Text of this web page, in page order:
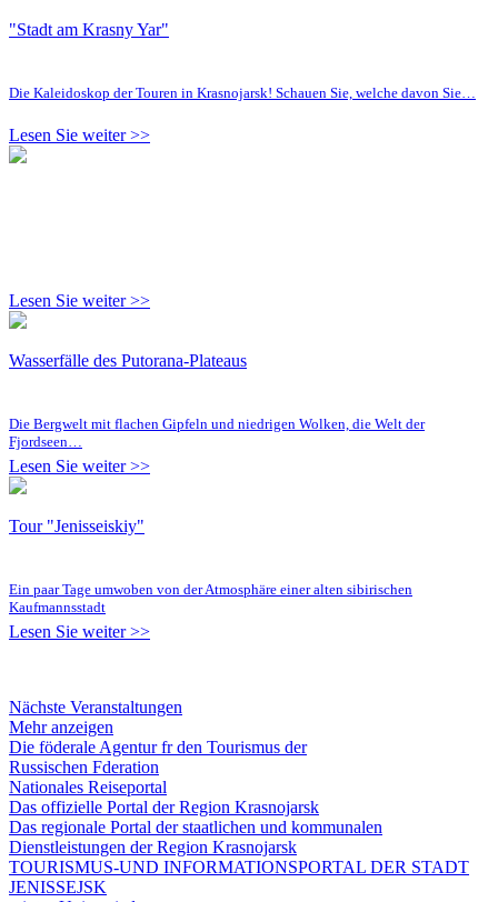
"Stadt am Krasny Yar"
Die Kaleidoskop der Touren in Krasnojarsk! Schauen Sie, welche davon Sie…
Lesen Sie weiter >>
Lesen Sie weiter >>
Wasserfälle des Putorana-Plateaus
Die Bergwelt mit flachen Gipfeln und niedrigen Wolken, die Welt der
Fjordseen…
Lesen Sie weiter >>
Tour "Jenisseiskiy"
Ein paar Tage umwoben von der Atmosphäre einer alten sibirischen
Kaufmannsstadt
Lesen Sie weiter >>
Nächste Veranstaltungen
Mehr anzeigen
Die föderale Agentur fr den Tourismus der
Russischen Fderation
Nationales Reiseportal
Das offizielle Portal der Region Krasnojarsk
Das regionale Portal der staatlichen und kommunalen
Dienstleistungen der Region Krasnojarsk
TOURISMUS-UND INFORMATIONSPORTAL DER STADT
JENISSEJSK